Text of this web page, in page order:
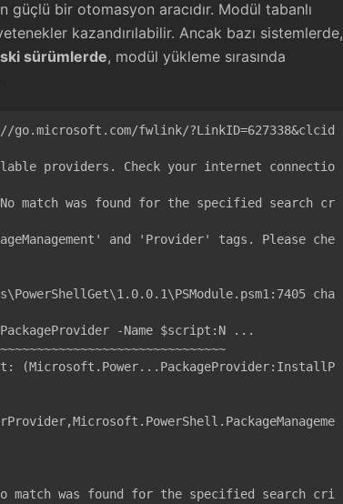
bir otomasyon aracıdır. Modül tabanlı
kazandırılabilir. Ancak bazı sistemlerde,
sürümlerde, modül yükleme sırasında
go.microsoft.com/fwlink/?LinkID=627338&clcid
providers. Check your internet connectio
No match was found for the specified search cr
and 'Provider' tags. Please che
cha
-Name $script:N ...
No match was found for the specified search cri